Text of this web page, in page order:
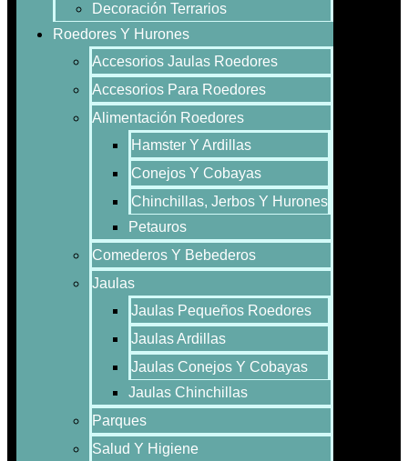
Decoración Terrarios
Roedores Y Hurones
Accesorios Jaulas Roedores
Accesorios Para Roedores
Alimentación Roedores
Hamster Y Ardillas
Conejos Y Cobayas
Chinchillas, Jerbos Y Hurones
Petauros
Comederos Y Bebederos
Jaulas
Jaulas Pequeños Roedores
Jaulas Ardillas
Jaulas Conejos Y Cobayas
Jaulas Chinchillas
Parques
Salud Y Higiene